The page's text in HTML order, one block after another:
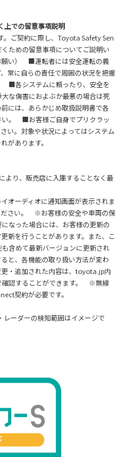
上での留意事項説明
ご契約に際し、Toyota Safety Sen
ための留意事項についてご説明い
願い） ■運転者には安全運転の義
常に自らの責任で周囲の状況を把握
■各システムに頼ったり、安全を
な傷害におよぶか最悪の場合は死
には、あらかじめ取扱説明書で各
い。 ■お客様ご自身でプリクラッ
い。対象や状況によってはシステム
があります。
より、販売店に入庫することなく最
オーディオに通知画面が表示されま
ださい。 ※お客様の安全や車両の保
なった場合には、お客様の更新の
新を行うことがあります。また、こ
含めて最新バージョンに更新され
と、各機能の取り扱い方法が変わ
・追加された内容は、toyota.jp内
確認することができます。 ※無線
契約が必要です。
ーダーの検知範囲はイメージで